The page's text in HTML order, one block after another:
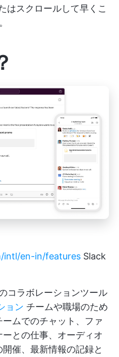
はスクロールして早くこ
。
intl/en-in/features Slack
コラボレーションツール
ョン チームや職場のため
ムでのチャット、ファ
との仕事、オーディオ
催、最新情報の記録と